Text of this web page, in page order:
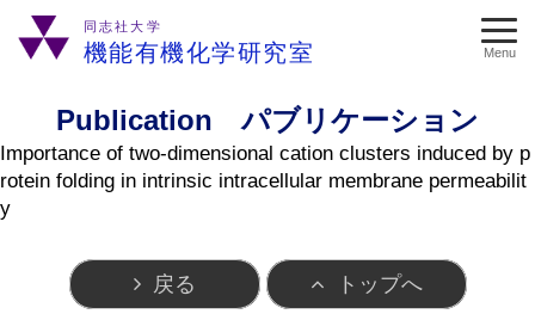
同志社大学
機能有機化学研究室 Menu
Publication パブリケーション
Importance of two-dimensional cation clusters induced by p
rotein folding in intrinsic intracellular membrane permeabilit
y
戻る トップへ